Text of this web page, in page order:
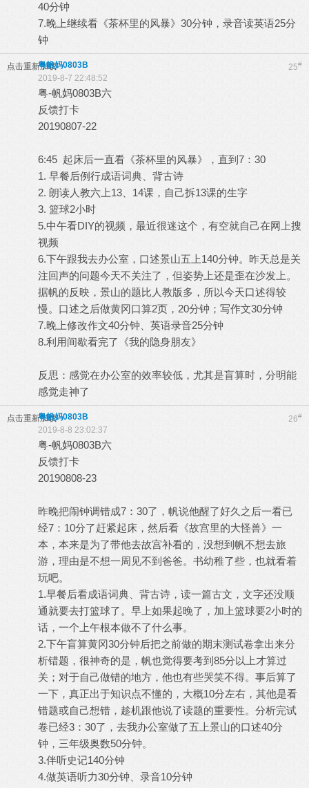
40分钟
7.晚上继续看《茶杯里的风暴》30分钟，录音读英语25分
钟
点击重新加载 25#
粤帆妈0803B
2019-8-7 22:48:52
粤-帆妈0803B六
反馈打卡
20190807-22
6:45 起床后一直看《茶杯里的风暴》，直到7：30
1. 早餐后例行成语词典、背古诗
2. 朗读人教六上13、14课，自己拆13课的生字
3. 篮球2小时
5.中午看DIY的视频，最近很迷这个，有空就自己在网上搜
视频
6.下午跟我去办公室，口述景山五上140分钟。昨天总是关
注回声的问题今天不关注了，但姿势上还是歪在沙发上。
据帆的反映，景山的题比人教版多，所以今天口述得较
慢。口述之后做黄冈口算2页，20分钟；写作文30分钟
7.晚上修改作文40分钟、英语录音25分钟
8.利用间歇看完了《我的隐身朋友》
反思：感觉在办公室的效率较低，尤其是盲算时，分明能
感觉走神了
点击重新加载 26#
粤帆妈0803B
2019-8-8 23:02:37
粤-帆妈0803B六
反馈打卡
20190808-23
昨晚把闹钟调错成7：30了，帆说他醒了好久之后一看已
经7：10分了赶紧起床，然后看《故宫里的大怪兽》一
本，本来是为了带他去故宫补看的，没想到帆不想去旅
游，理由是不想一周见不到爸爸。书幼稚了些，也就看着
玩吧。
1.早餐后看成语词典、背古诗，读一篇古文，文字还没顺
通就要去打篮球了。早上如果起晚了，加上篮球要2小时的
话，一个上午根本做不了什么事。
2.下午盲算黄冈30分钟后把之前做的期末测试卷拿出来分
析错题，很神奇的是，帆也觉得要考到85分以上才算过
关；对于自己做错的地方，他也有些哭笑不得。事后算了
一下，真正出于知识点不懂的，大概10分左右，其他是看
错题或自己想错，趁机跟他说了读题的重要性。分析完试
卷已经3：30了，去我办公室做了五上景山的口述40分
钟，三年级奥数50分钟。
3.伴听史记140分钟
4.做英语听力30分钟、录音10分钟